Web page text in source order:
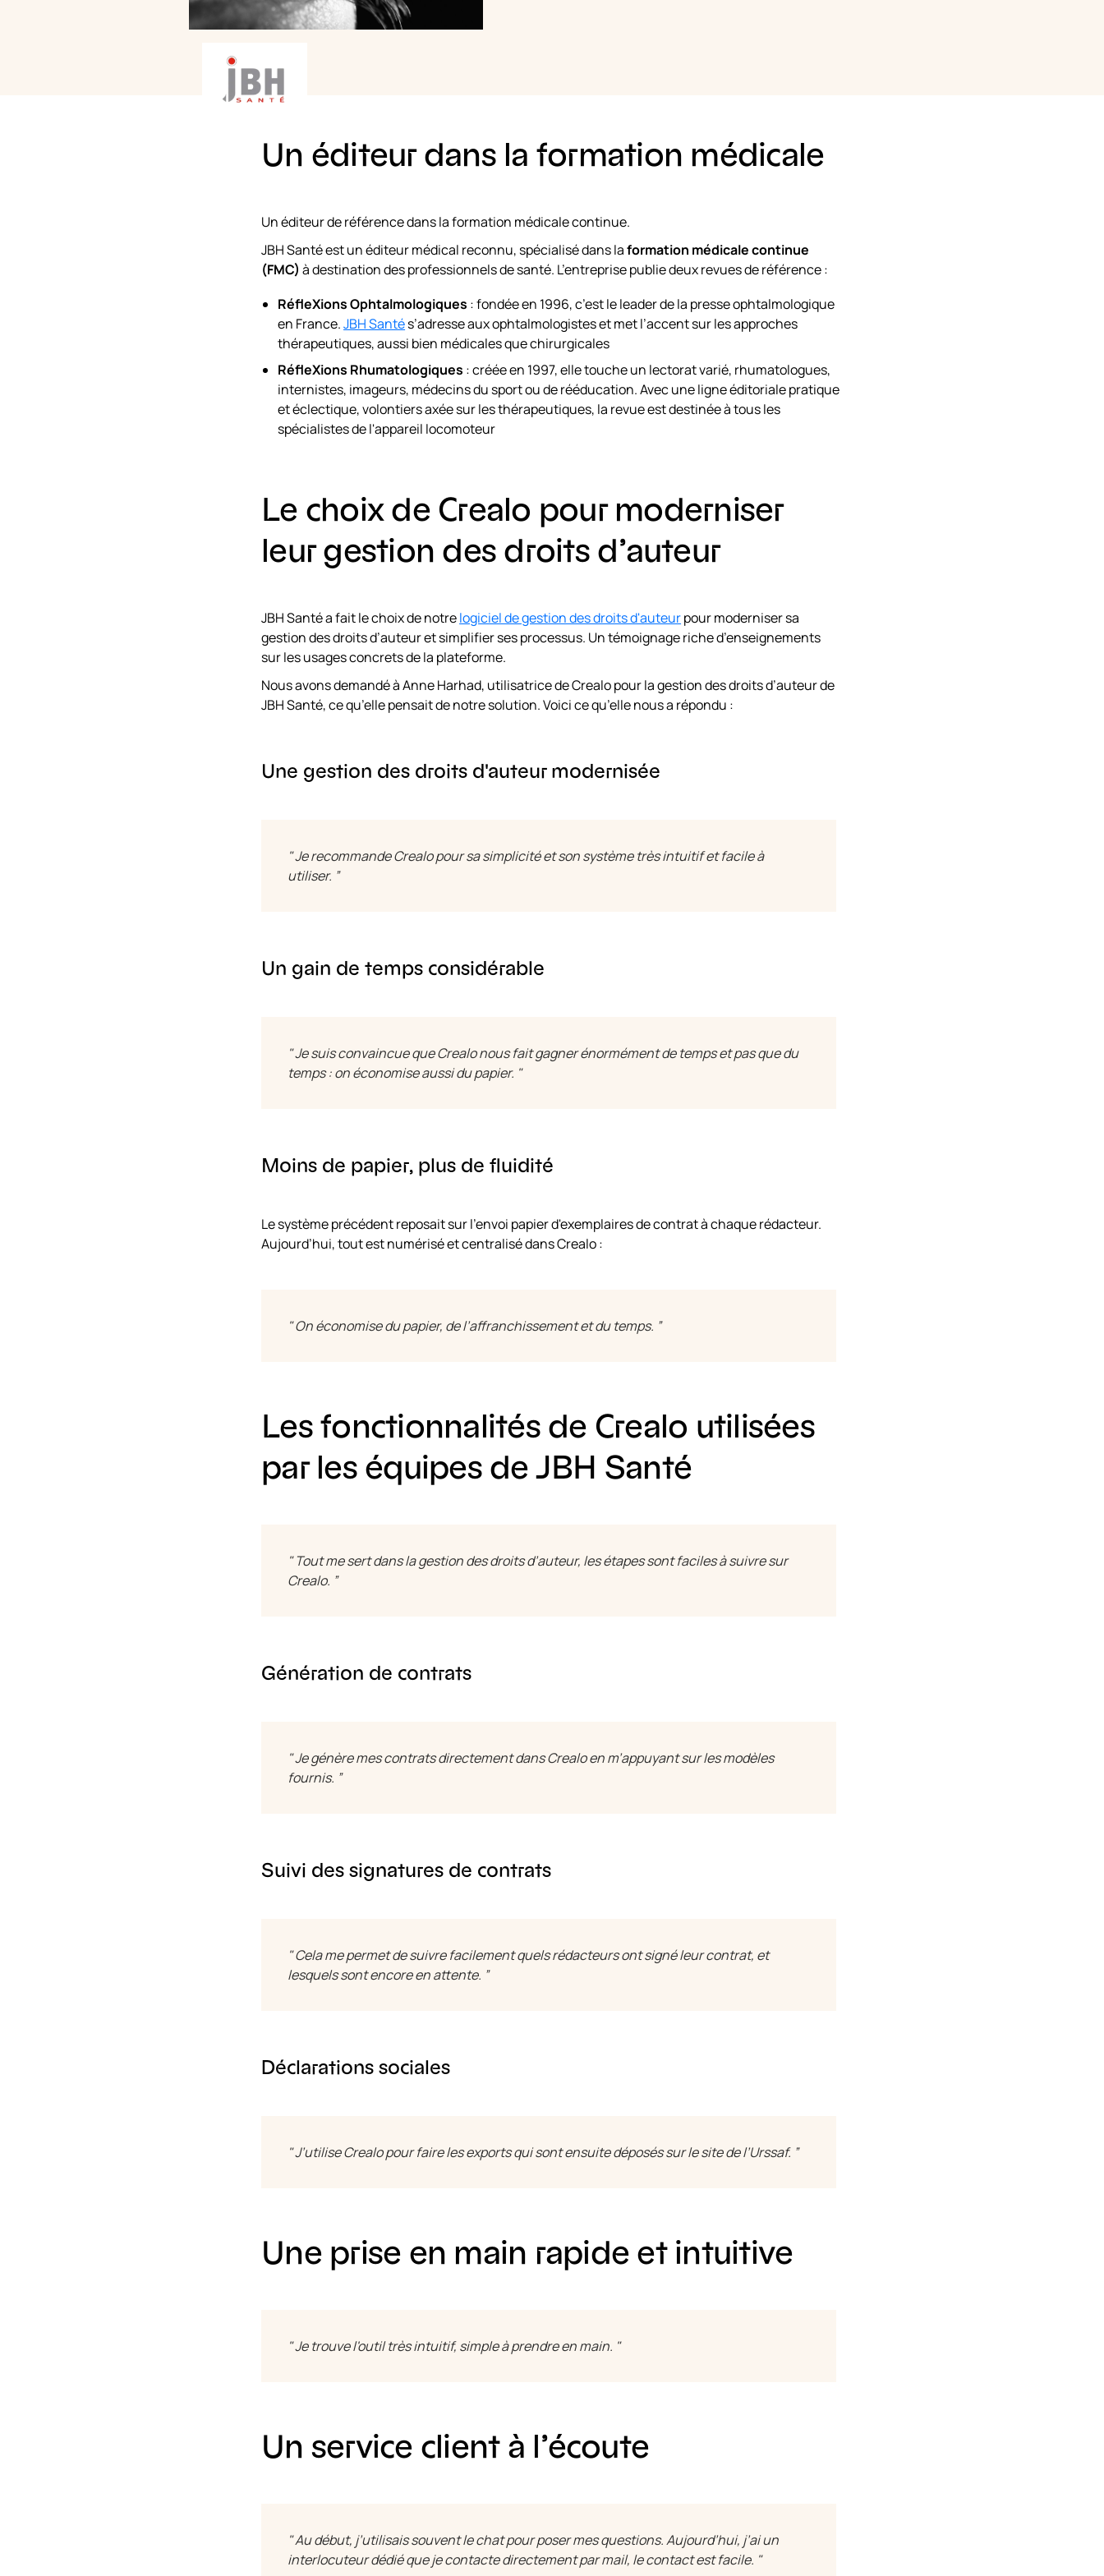
Un éditeur dans la formation médicale
Un éditeur de référence dans la formation médicale continue.
JBH Santé est un éditeur médical reconnu, spécialisé dans laformation médicale continue
(FMC) à destination des professionnels de santé. L’entreprise publie deux revues de référence :
RéfleXions Ophtalmologiques : fondée en 1996, c’est le leader de la presse ophtalmologique
en France.JBH Santés’adresse aux ophtalmologistes et met l’accent sur les approches
thérapeutiques, aussi bien médicales que chirurgicales
RéfleXions Rhumatologiques : créée en 1997, elle touche un lectorat varié, rhumatologues,
internistes, imageurs, médecins du sport ou de rééducation. Avec une ligne éditoriale pratique
et éclectique, volontiers axée sur les thérapeutiques, la revue est destinée à tous les
spécialistes de l'appareil locomoteur
Le choix de Crealo pour moderniser
leur gestion des droits d’auteur
JBH Santé a fait le choix de notrelogiciel de gestion des droits d'auteurpour moderniser sa
gestion des droits d’auteur et simplifier ses processus. Un témoignage riche d’enseignements
sur les usages concrets de la plateforme.
Nous avons demandé à Anne Harhad, utilisatrice de Crealo pour la gestion des droits d’auteur de
JBH Santé, ce qu’elle pensait de notre solution. Voici ce qu’elle nous a répondu :
Une gestion des droits d'auteur modernisée
" Je recommande Crealo pour sa simplicité et son système très intuitif et facile à
utiliser. ”
Un gain de temps considérable
" Je suis convaincue que Crealo nous fait gagner énormément de temps et pas que du
temps : on économise aussi du papier. "
Moins de papier, plus de fluidité
Le système précédent reposait sur l’envoi papier d'exemplaires de contrat à chaque rédacteur.
Aujourd’hui, tout est numérisé et centralisé dans Crealo :
" On économise du papier, de l’affranchissement et du temps. ”
Les fonctionnalités de Crealo utilisées
par les équipes de JBH Santé
" Tout me sert dans la gestion des droits d’auteur, les étapes sont faciles à suivre sur
Crealo. ”
Génération de contrats
" Je génère mes contrats directement dans Crealo en m’appuyant sur les modèles
fournis. ”
Suivi des signatures de contrats
" Cela me permet de suivre facilement quels rédacteurs ont signé leur contrat, et
lesquels sont encore en attente. ”
Déclarations sociales
" J’utilise Crealo pour faire les exports qui sont ensuite déposés sur le site de l’Urssaf. ”
Une prise en main rapide et intuitive
" Je trouve l'outil très intuitif, simple à prendre en main. "
Un service client à l’écoute
" Au début, j’utilisais souvent le chat pour poser mes questions. Aujourd’hui, j’ai un
interlocuteur dédié que je contacte directement par mail, le contact est facile. "